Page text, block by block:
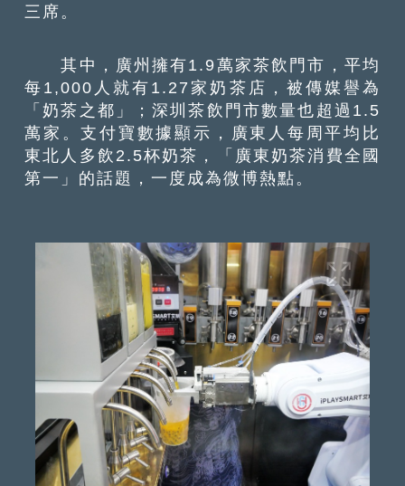
三席。
其中，廣州擁有1.9萬家茶飲門市，平均
每1,000人就有1.27家奶茶店，被傳媒譽為
「奶茶之都」；深圳茶飲門市數量也超過1.5
萬家。支付寶數據顯示，廣東人每周平均比
東北人多飲2.5杯奶茶，「廣東奶茶消費全國
第一」的話題，一度成為微博熱點。